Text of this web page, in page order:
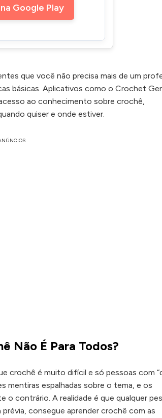
Google Play
que você não precisa mais de um
básicas. Aplicativos como o Crochet
ao conhecimento sobre crochê,
quiser e onde estiver.
Não É Para Todos?
crochê é muito difícil e só pessoas com
mentiras espalhadas sobre o tema, e os
contrário. A realidade é que qualquer
consegue aprender crochê com as